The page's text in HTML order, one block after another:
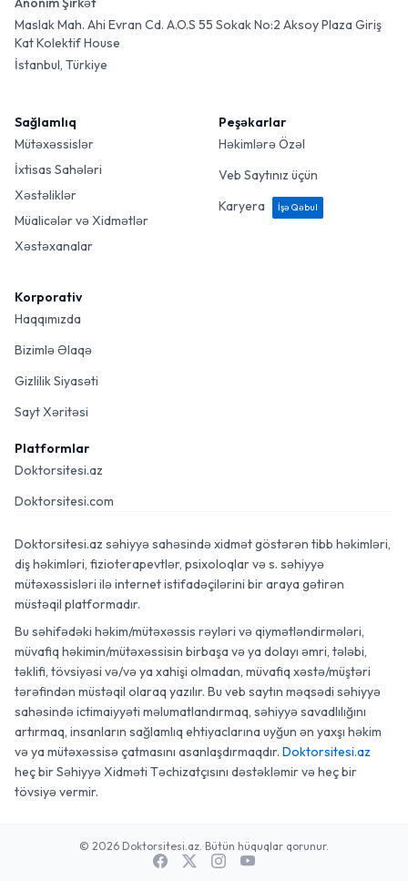
Maslak Mah. Ahi Evran Cd. A.O.S 55 Sokak No:2 Aksoy Plaza Giriş
Kat Kolektif House
İstanbul, Türkiye
Sağlamlıq
Mütəxəssislər
İxtisas Sahələri
Xəstəliklər
Müalicələr və Xidmətlər
Xəstəxanalar
Peşəkarlar
Həkimlərə Özəl
Veb Saytınız üçün
Karyera
İşə Qəbul
Korporativ
Haqqımızda
Bizimlə Əlaqə
Gizlilik Siyasəti
Sayt Xəritəsi
Platformlar
Doktorsitesi.az
Doktorsitesi.com
Doktorsitesi.az səhiyyə sahəsində xidmət göstərən tibb həkimləri,
diş həkimləri, fizioterapevtlər, psixoloqlar və s. səhiyyə
mütəxəssisləri ilə internet istifadəçilərini bir araya gətirən
müstəqil platformadır.
Bu səhifədəki həkim/mütəxəssis rəyləri və qiymətləndirmələri,
müvafiq həkimin/mütəxəssisin birbaşa və ya dolayı əmri, tələbi,
təklifi, tövsiyəsi və/və ya xahişi olmadan, müvafiq xəstə/müştəri
tərəfindən müstəqil olaraq yazılır. Bu veb saytın məqsədi səhiyyə
sahəsində ictimaiyyəti məlumatlandırmaq, səhiyyə savadlılığını
artırmaq, insanların sağlamlıq ehtiyaclarına uyğun ən yaxşı həkim
və ya mütəxəssisə çatmasını asanlaşdırmaqdır. Doktorsitesi.az
heç bir Səhiyyə Xidməti Təchizatçısını dəstəkləmir və heç bir
tövsiyə vermir.
© 2026 Doktorsitesi.az. Bütün hüquqlar qorunur.